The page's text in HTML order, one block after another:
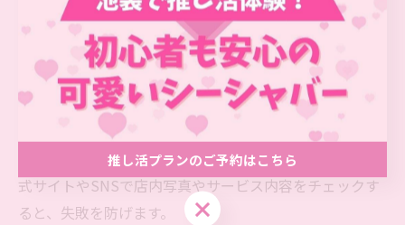
シーンに合った店舗選びが鍵となります。友人とのチル
タイムやデート、ひとり時間など、利用シーンごとに最
適な空間を比較しましょう。
初心者であれば、スタッフのサポートやフレーバーの提
案が充実しているお店、SNS映えする内装やドリンクメ
ニューが揃ったカフェ型店舗もおすすめです。事前に公
式サイトやSNSで店内写真やサービス内容をチェックす
ると、失敗を防げます。推し活プランのご予約はこちら
推し活プランのご予約はこちら